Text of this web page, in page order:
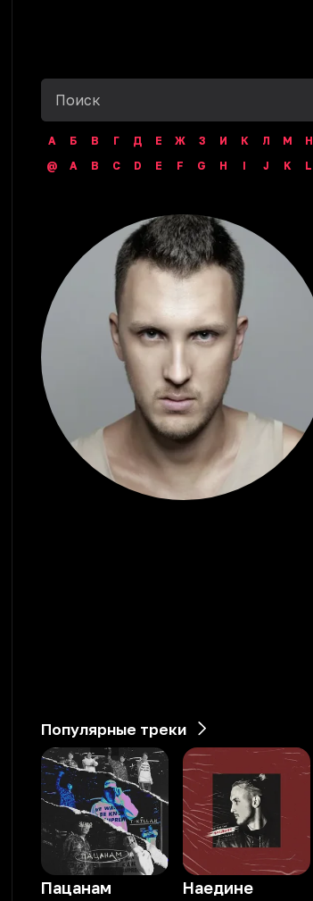
А Б В Г Д Е Ж З И К Л М Н
@
A B C D E F G H I J K L
Популярные треки
Пацанам Наедине